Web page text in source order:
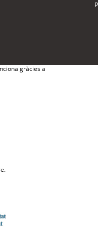
gràcies a